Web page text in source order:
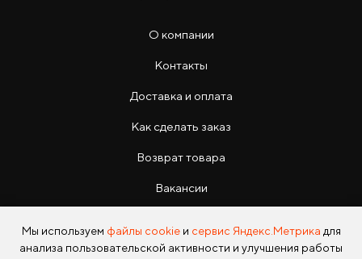
О компании
Контакты
Доставка и оплата
Как сделать заказ
Возврат товара
Вакансии
Мы используем файлы cookieи сервис Яндекс.Метрика для
анализа пользовательской активности и улучшения работы